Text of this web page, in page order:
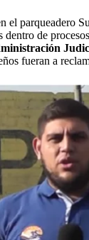
el parqueadero
dentro de
fueran a